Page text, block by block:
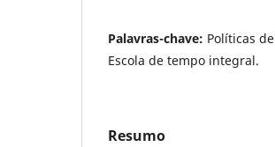
Palavras-chave: Políticas
Escola de tempo integral.
Resumo